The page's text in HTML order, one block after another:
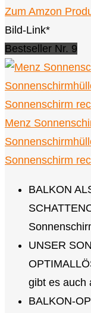
Zum Amzon
Bild-Link*
Bestseller Nr. 9
Menz
Sonnenschirm
BALKON
UNSER
gibt es auch
BALKON-